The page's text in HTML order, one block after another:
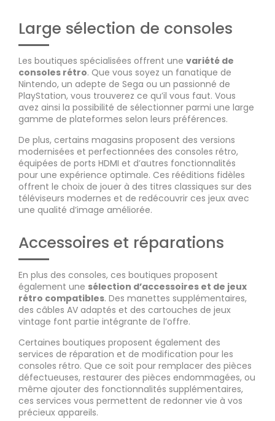
Large sélection de consoles
Les boutiques spécialisées offrent une variété de
consoles rétro. Que vous soyez un fanatique de
Nintendo, un adepte de Sega ou un passionné de
PlayStation, vous trouverez ce qu’il vous faut. Vous
avez ainsi la possibilité de sélectionner parmi une large
gamme de plateformes selon leurs préférences.
De plus, certains magasins proposent des versions
modernisées et perfectionnées des consoles rétro,
équipées de ports HDMI et d’autres fonctionnalités
pour une expérience optimale. Ces rééditions fidèles
offrent le choix de jouer à des titres classiques sur des
téléviseurs modernes et de redécouvrir ces jeux avec
une qualité d’image améliorée.
Accessoires et réparations
En plus des consoles, ces boutiques proposent
également une sélection d’accessoires et de jeux
rétro compatibles. Des manettes supplémentaires,
des câbles AV adaptés et des cartouches de jeux
vintage font partie intégrante de l’offre.
Certaines boutiques proposent également des
services de réparation et de modification pour les
consoles rétro. Que ce soit pour remplacer des pièces
défectueuses, restaurer des pièces endommagées, ou
même ajouter des fonctionnalités supplémentaires,
ces services vous permettent de redonner vie à vos
précieux appareils.